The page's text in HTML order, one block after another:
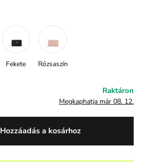
Fekete Rózsaszín
Raktáron
Megkaphatja már 08. 12.
Hozzáadás a kosárhoz